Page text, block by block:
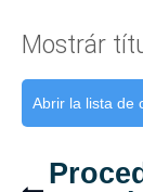
Mostrár
Abrir la lista de